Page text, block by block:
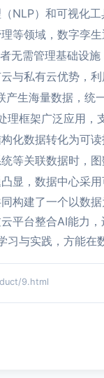
NLP）和可视化
等领域，数字孪
无需管理基础设
与私有云优势，
生海量数据，统
框架广泛应用，
化数据转化为可
等关联数据时，
显，数据中心采
构建了一个以数
平台整合AI能力
与实践，方能在
9.html